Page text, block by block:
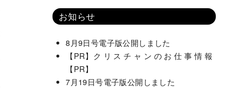
お知らせ
8月9日号電子版公開しました
【PR】ク リ ス チ ャ ン の お 仕 事 情 報
【PR】
7月19日号電子版公開しました